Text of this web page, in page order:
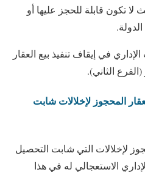
لا تكون قابلة للحجز عليها أو
في إيقاف تنفيذ بيع العقار
الثاني).
المحجوز لإخلالات شابت
لإخلالات التي شابت التحصيل
الاستعجالي له في هذا